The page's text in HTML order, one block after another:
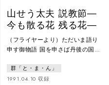
山せう太夫 説教節―
今も散る花 残る花―
（フライヤーより）ただいま語り
申す御物語 国を申さば丹後の国
きたてひろめ申すに これも一度は
人間にておわします（天下一説教
群「と・ま・ん」
1991.04.10 収録